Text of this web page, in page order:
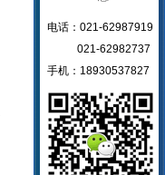
电话：021-62987919
021-62982737
手机：18930537827